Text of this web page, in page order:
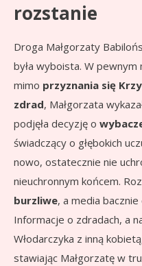
rozstanie
Droga Małgorzaty
była wyboista. W
mimo przyznania się
zdrad, Małgorzata
podjęła decyzję o
świadczący o głębokich
nowo, ostatecznie nie
nieuchronnym końcem.
burzliwe, a media
Informacje o zdradach, a
Włodarczyka z inną
stawiając Małgorzatę w